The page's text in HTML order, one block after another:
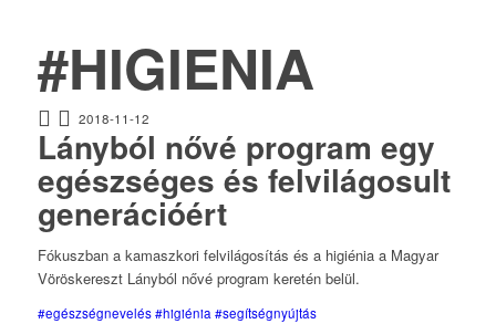
#HIGIENIA
2018-11-12
Lányból nővé program egy
egészséges és felvilágosult
generációért
Fókuszban a kamaszkori felvilágosítás és a higiénia a Magyar
Vöröskereszt Lányból nővé program keretén belül.
#egészségnevelés #higiénia #segítségnyújtás